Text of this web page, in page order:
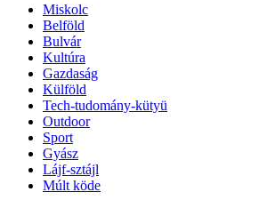
Miskolc
Belföld
Bulvár
Kultúra
Gazdaság
Külföld
Tech-tudomány-kütyü
Outdoor
Sport
Gyász
Lájf-sztájl
Múlt köde